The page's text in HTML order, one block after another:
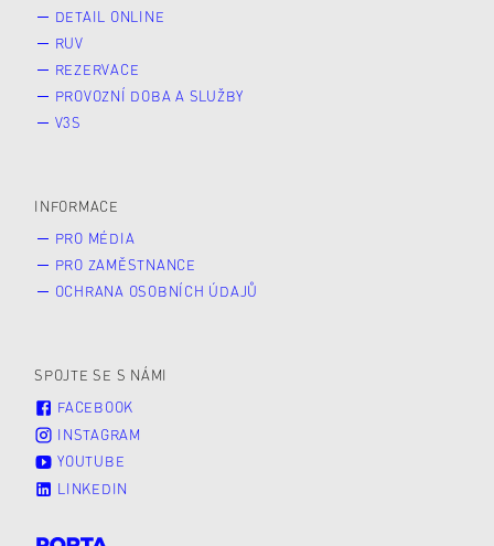
DETAIL ONLINE
RUV
REZERVACE
PROVOZNÍ DOBA A SLUŽBY
V3S
INFORMACE
PRO MÉDIA
PRO ZAMĚSTNANCE
OCHRANA OSOBNÍCH ÚDAJŮ
SPOJTE SE S NÁMI
FACEBOOK
INSTAGRAM
YOUTUBE
LINKEDIN